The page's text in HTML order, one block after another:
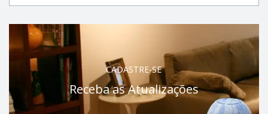
CADASTRE-SE
Receba as Atualizações